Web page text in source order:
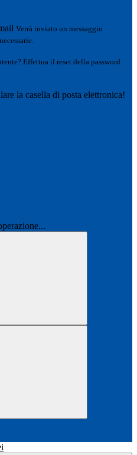
Verrà inviato un messaggio
Effettua il reset della password
la casella di posta elettronica!